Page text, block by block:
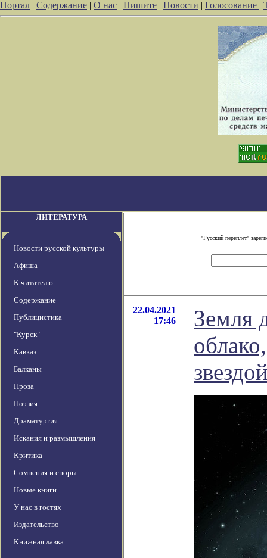
Портал | Содержание | О нас | Пишите | Новости | Голосование |
ЛИТЕРАТУРА
Новости русской культуры
Афиша
К читателю
Содержание
Публицистика
"Курск"
Кавказ
Балканы
Проза
Поэзия
Драматургия
Искания и размышления
Критика
Сомнения и споры
Новые книги
У нас в гостях
Издательство
Книжная лавка
"Русский переплет"
22.04.2021
17:46
Земля